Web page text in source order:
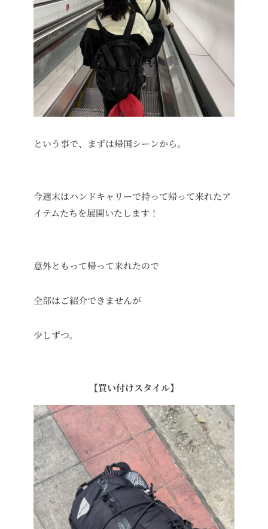
という事で、まずは帰国シーンから。
今週末はハンドキャリーで持って帰って来れたア
イテムたちを展開いたします！
意外ともって帰って来れたので
全部はご紹介できませんが
少しずつ。
【買い付けスタイル】